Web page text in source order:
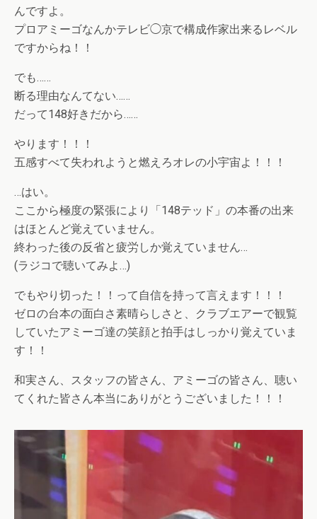
んですよ。
プロアミーゴなんかテレビ◯京で構成作家出来るレベル
ですからね！！
でも……
断る理由なんてない……
だって148好きだから……
やります！！！
五感すべて失われようと燃えろオレの小宇宙よ！！！
…はい。
ここから極度の緊張により「148テッド」の本番の出来
はほとんど覚えていません。
終わった後の反省と疲労しか覚えていません…
(ラジコで聴いてみよ…)
でもやり切った！！って自信を持って言えます！！！
ゼロの台本の面白さ素晴らしさと、クラブエアーで観覧
していたアミーゴ達の笑顔と拍手はしっかり覚えていま
す！！
和実さん、スタッフの皆さん、アミーゴの皆さん、聴い
てくれた皆さん本当にありがとうございました！！！